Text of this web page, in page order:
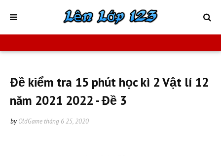
Đề kiểm tra 15 phút học kì 2 Vật lí 12
năm 2021 2022 - Đề 3
by OldGame tháng 6 25, 2020